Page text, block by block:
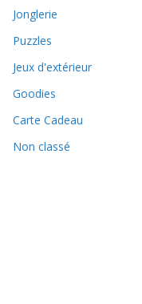
Jonglerie
Puzzles
Jeux d'extérieur
Goodies
Carte Cadeau
Non classé